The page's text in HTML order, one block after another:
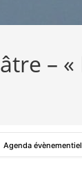
–
Agenda évènementiel